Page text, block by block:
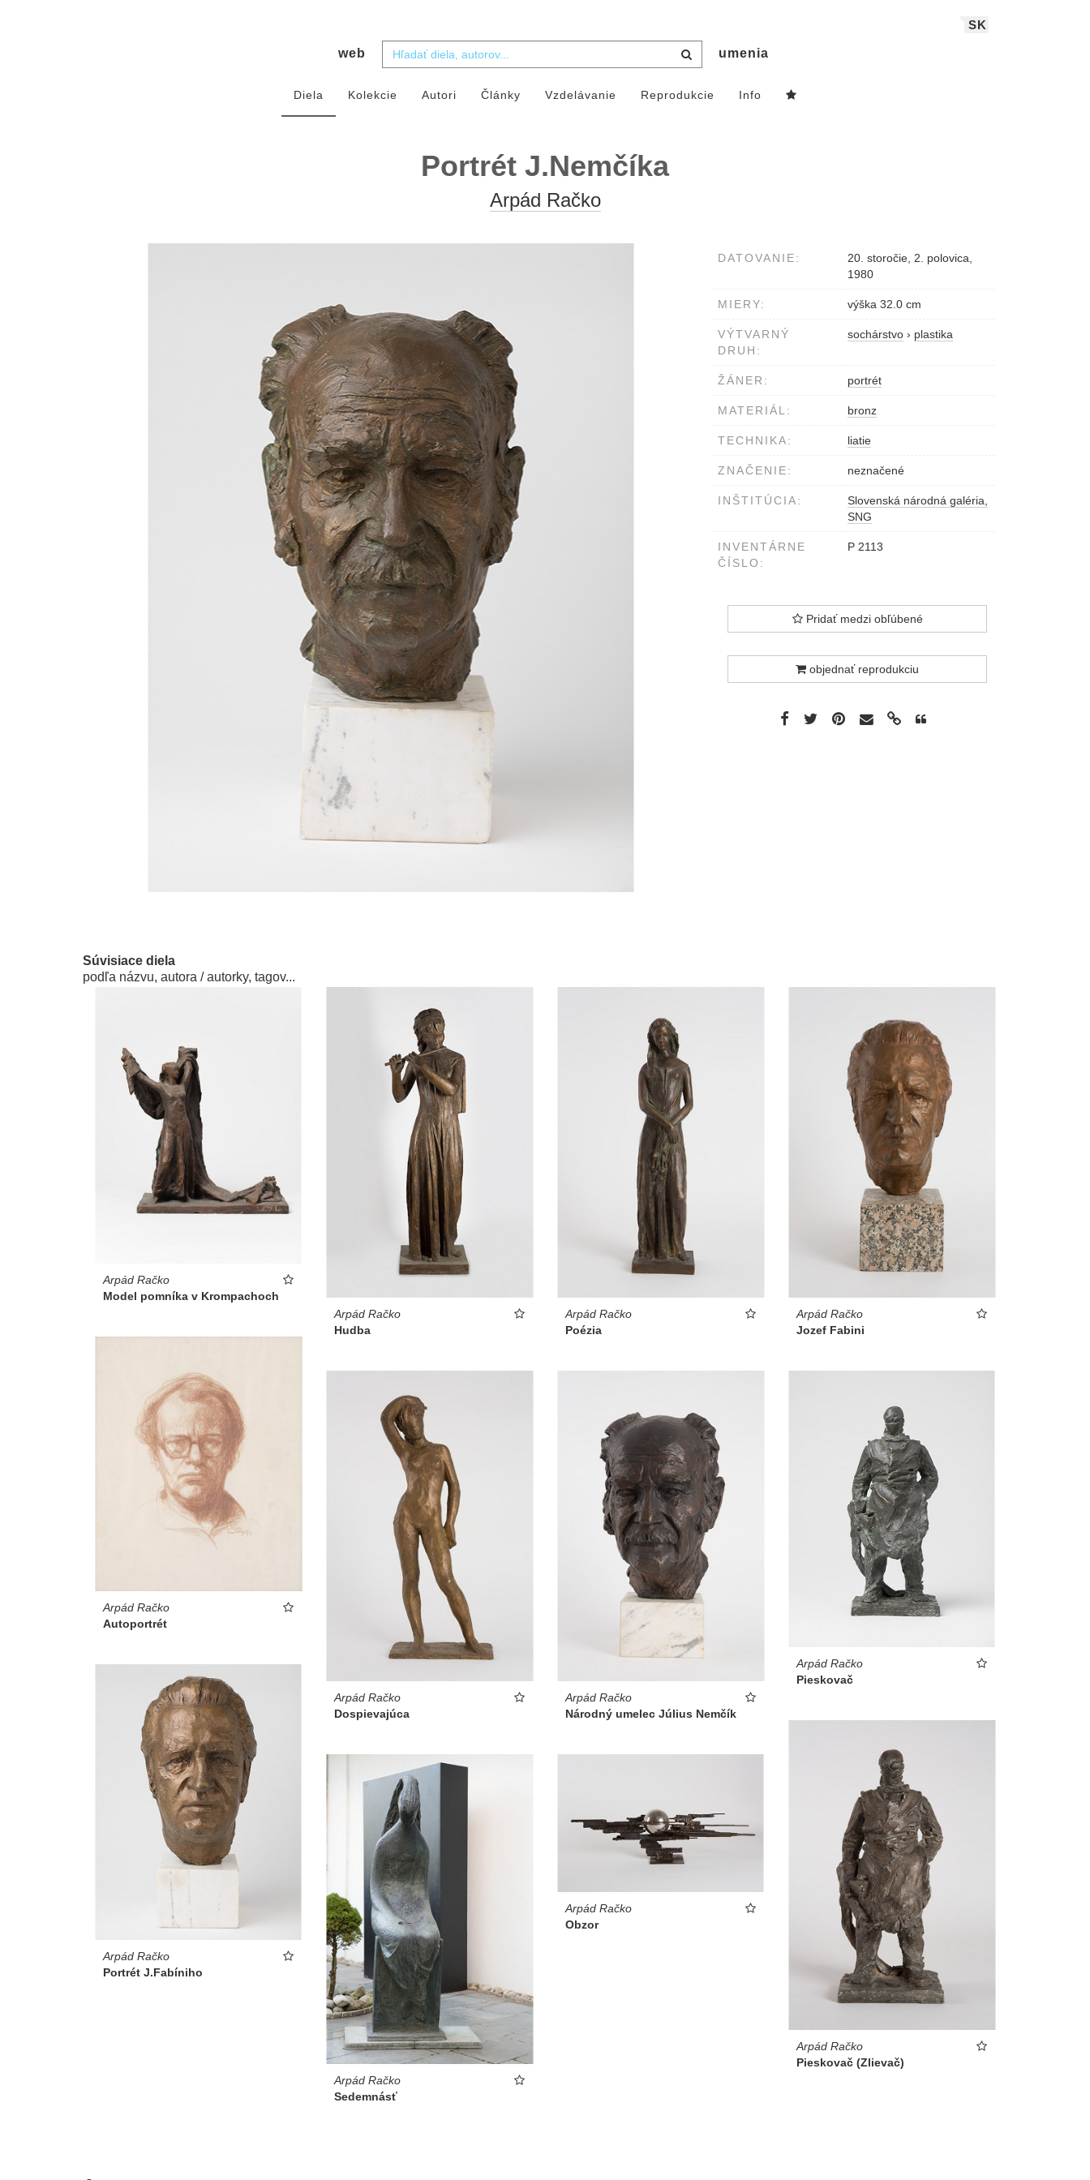
SK
web umenia
Diela Kolekcie Autori Články Vzdelávanie Reprodukcie Info
Portrét J.Nemčíka
Arpád Račko
DATOVANIE:
20. storočie, 2. polovica,
1980
MIERY: výška 32.0 cm
VÝTVARNÝ
DRUH:
sochárstvo › plastika
ŽÁNER: portrét
MATERIÁL: bronz
TECHNIKA: liatie
ZNAČENIE: neznačené
INŠTITÚCIA:
Slovenská národná galéria,
SNG
INVENTÁRNE
ČÍSLO:
P 2113
Pridať medzi obľúbené
objednať reprodukciu
Súvisiace diela
podľa názvu, autora / autorky, tagov...
Arpád Račko
Model pomníka v Krompachoch
Arpád Račko
Hudba
Arpád Račko
Poézia
Arpád Račko
Jozef Fabini
Arpád Račko
Autoportrét
Arpád Račko
Dospievajúca
Arpád Račko
Národný umelec Július Nemčík
Arpád Račko
Pieskovač
Arpád Račko
Portrét J.Fabíniho
Arpád Račko
Pieskovač (Zlievač)
Arpád Račko
Sedemnásť
Arpád Račko
Obzor